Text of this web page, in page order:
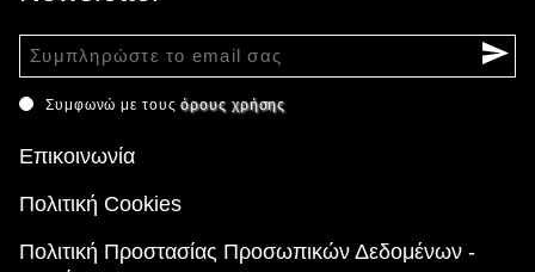
Συμφωνώ με τουςόρους χρήσης
Επικοινωνία
Πολιτική Cookies
Πολιτική Προστασίας Προσωπικών Δεδομένων -